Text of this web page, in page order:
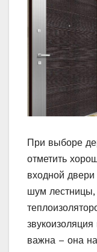
При выборе
отметить
входной двери
шум
важна – она